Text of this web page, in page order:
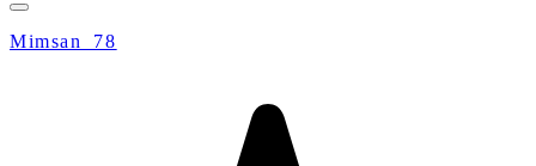
Mimsan_78